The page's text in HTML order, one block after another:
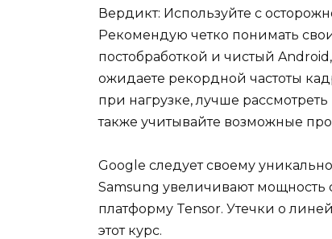
Вердикт: Используйте с
Рекомендую четко понимать
постобработкой и чистый
ожидаете рекордной частоты
при нагрузке, лучше
также учитывайте возможные
Google следует своему
Samsung увеличивают
платформу Tensor. Утечки о
этот курс.